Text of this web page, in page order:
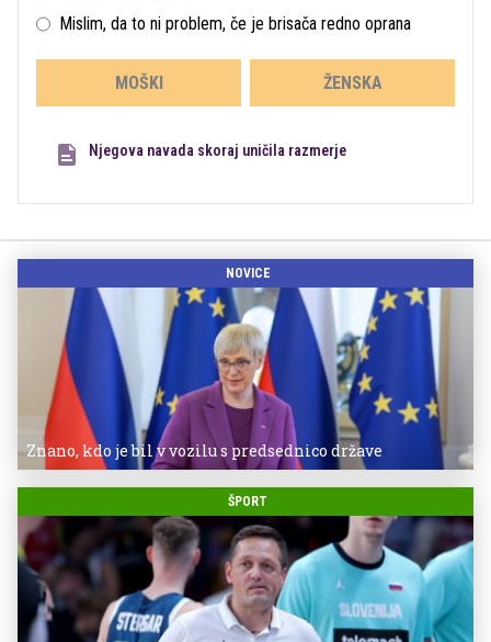
Mislim, da to ni problem, če je brisača redno oprana
MOŠKI ŽENSKA
Njegova navada skoraj uničila razmerje
NOVICE
Znano, kdo je bil v vozilu s predsednico države
ŠPORT